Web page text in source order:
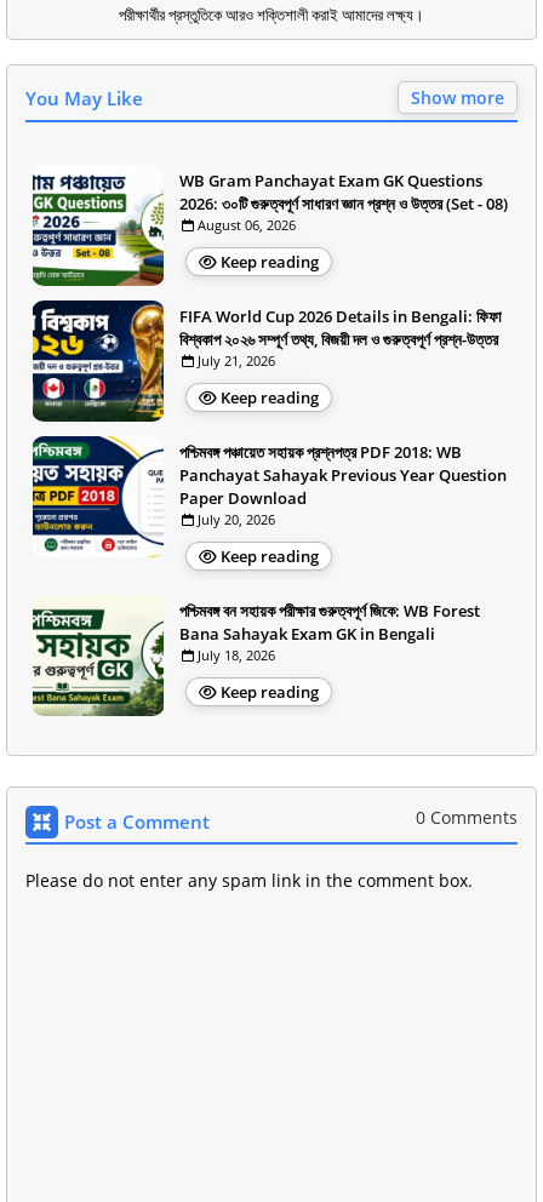
পরীক্ষার্থীর প্রস্তুতিকে আরও শক্তিশালী করাই আমাদের লক্ষ্য।
You May Like Show more
WB Gram Panchayat Exam GK Questions
2026: ৩০টি গুরুত্বপূর্ণ সাধারণ জ্ঞান প্রশ্ন ও উত্তর (Set - 08)
August 06, 2026
Keep reading
FIFA World Cup 2026 Details in Bengali: ফিফা
বিশ্বকাপ ২০২৬ সম্পূর্ণ তথ্য, বিজয়ী দল ও গুরুত্বপূর্ণ প্রশ্ন-উত্তর
July 21, 2026
Keep reading
পশ্চিমবঙ্গ পঞ্চায়েত সহায়ক প্রশ্নপত্র PDF 2018: WB
Panchayat Sahayak Previous Year Question
Paper Download
July 20, 2026
Keep reading
পশ্চিমবঙ্গ বন সহায়ক পরীক্ষার গুরুত্বপূর্ণ জিকে: WB Forest
Bana Sahayak Exam GK in Bengali
July 18, 2026
Keep reading
Post a Comment 0 Comments
Please do not enter any spam link in the comment box.